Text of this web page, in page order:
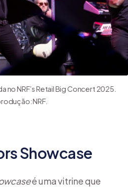
no NRF’s Retail Big Concert 2025.
NRF.
Showcase
é uma vitrine que